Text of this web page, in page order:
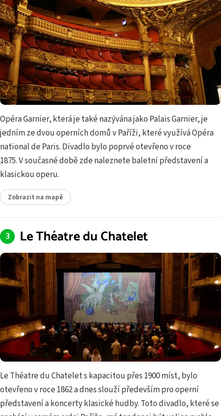
Opéra Garnier, která je také nazývána jako Palais Garnier, je
jedním ze dvou operních domů v Paříži, které využívá Opéra
national de Paris. Divadlo bylo poprvé otevřeno v roce
1875. V současné době zde naleznete baletní představení a
klasickou operu.
Zobrazit na mapě
Le Théatre du Chatelet
Le Théatre du Chatelet s kapacitou přes 1900 míst, bylo
otevřeno v roce 1862 a dnes slouží především pro operní
představení a koncerty klasické hudby. Toto divadlo, které se